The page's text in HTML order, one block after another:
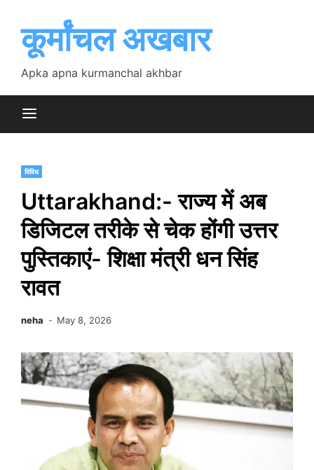
contentकूर्मांचल अखबार
Apka apna kurmanchal akhbar
विविध
Uttarakhand:- राज्य में अब
डिजिटल तरीके से चेक होंगी उत्तर
पुस्तिकाएं- शिक्षा मंत्री धन सिंह
रावत
neha May 8, 2026